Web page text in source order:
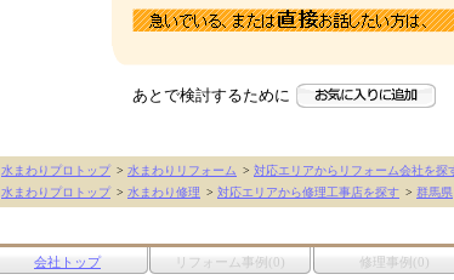
あとで検討するために
水まわりプロトップ > 水まわりリフォーム > 対応エリアからリフォーム会社を探
水まわりプロトップ > 水まわり修理 > 対応エリアから修理工事店を探す > 群馬県
会社トップ リフォーム事例(0) 修理事例(0)